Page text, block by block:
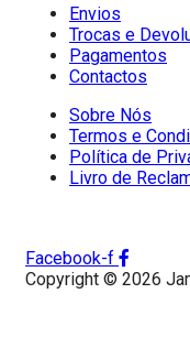
Envios
Trocas e
Pagamentos
Contactos
Sobre Nós
Termos e
Política de
Livro de
Facebook-f
Copyright © 2026